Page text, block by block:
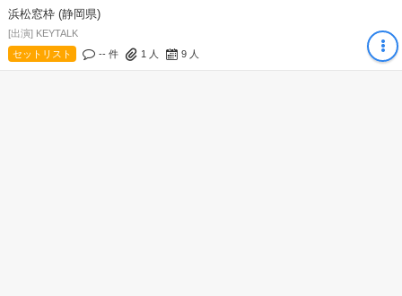
浜松窓枠 (静岡県)
[出演] KEYTALK
セットリスト
-- 件 1 人 9人